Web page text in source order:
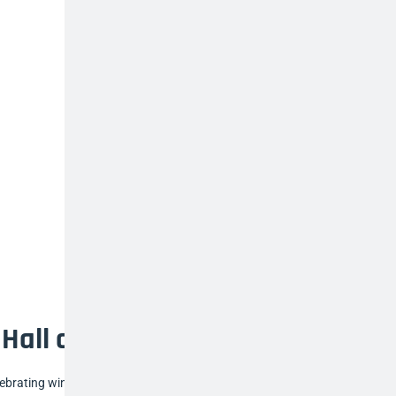
of Fame!
winners and runners-up across